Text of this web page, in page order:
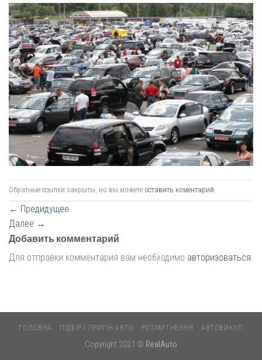
Обратные ссылки закрыты, но вы можете оставить коментарий.
← Предидущее
Далее →
Добавить комментарий
Для отправки комментария вам необходимо авторизоваться.
ГОЛОВНА ПІДБІР І ПРИГІН АВТО РОЗМИТНЕННЯ АВТОВИКУП
Copyright 2021 © RealAuto